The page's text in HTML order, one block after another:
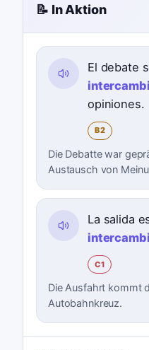
📝 In Aktion
El debate
opiniones.
B2
Die Debatte war
Austausch von
La salida
C1
Die Ausfahrt kommt
Autobahnkreuz.